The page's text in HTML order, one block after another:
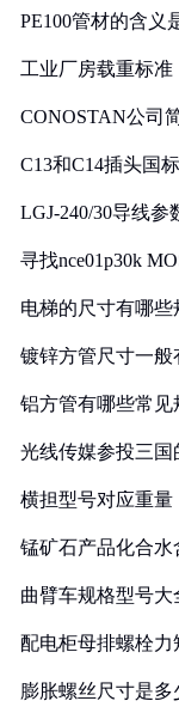
PE100管材的含义
工业厂房载重标
CONOSTAN公司
C13和C14插头国
LGJ-240/30导线
寻找nce01p30k
电梯的尺寸有哪些
镀锌方管尺寸一般
铝方管有哪些常见
光线传媒参投三国
横担型号对应重量
锰矿石产品化合水
曲臂车规格型号大
配电柜母排螺栓
膨胀螺丝尺寸是多